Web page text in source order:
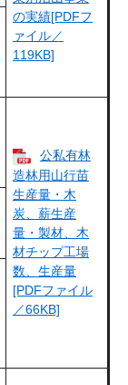
の実績[PDFフ
ァイル／
119KB]
公私有林
造林用山行苗
生産量・木
炭、薪生産
量・製材、木
材チップ工場
数、生産量
[PDFファイル
／66KB]